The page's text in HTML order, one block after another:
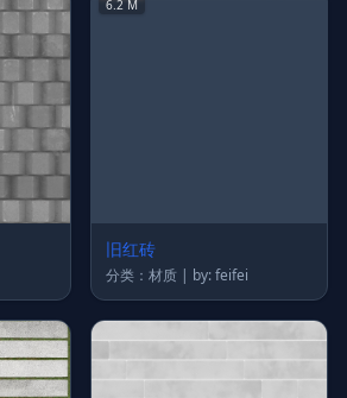
6.2 M
旧红砖
分类：材质 | by: feifei